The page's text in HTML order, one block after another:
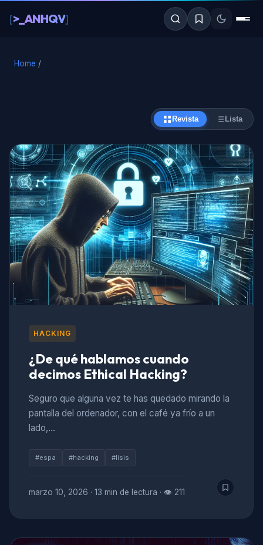
contenido
[>_ANHQV]
Home /
Revista Lista
HACKING
¿De qué hablamos cuando
decimos Ethical Hacking?
Seguro que alguna vez te has quedado mirando la
pantalla del ordenador, con el café ya frío a un
lado,…
#espa #hacking #lisis
marzo 10, 2026 · 13 min de lectura · 👁 211